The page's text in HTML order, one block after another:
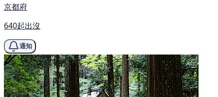
京都府
640起出沒
通知